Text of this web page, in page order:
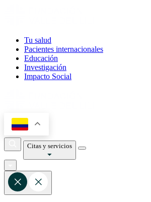
Tu salud
Pacientes internacionales
Educación
Investigación
Impacto Social
Citas y servicios